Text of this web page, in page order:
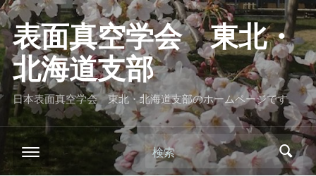
表面真空学会 東北・
北海道支部
日本表面真空学会 東北・北海道支部のホームページです
検索